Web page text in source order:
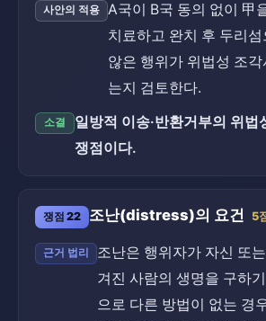
사안의 적용
A국이 B국 동의 없이 甲
치료하고 완치 후 두리
않은 행위가 위법성 조
는지 검토한다.
소결
일방적 이송·반환거부의 위법
쟁점이다.
쟁점 22 조난(distress)의 요건 5
근거 법리
조난은 행위자가 자신 또
겨진 사람의 생명을 구하
으로 다른 방법이 없는 경